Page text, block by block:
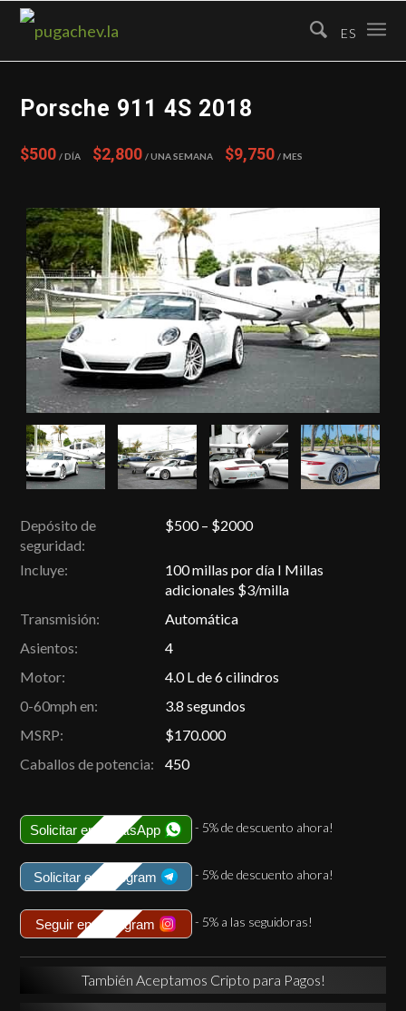
Porsche 911 4S 2018
$500 / Día $2,800 / Una semana $9,750 / Mes
Depósito de
seguridad:
$500 – $2000
Incluye:
100 millas por día I Millas
adicionales $3/milla
Transmisión:
Automática
Asientos:
4
Motor:
4.0 L de 6 cilindros
0-60mph en:
3.8 segundos
MSRP:
$170.000
Caballos de potencia:
450
Solicitar en WhatsApp - 5% de descuento ahora!
Solicitar en Telegram - 5% de descuento ahora!
Seguir en Instagram - 5% a las seguidoras!
También Aceptamos Cripto para Pagos!
ES